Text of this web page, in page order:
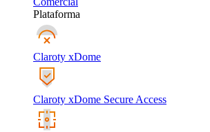
Plataforma
Claroty xDome
Claroty xDome Secure Access